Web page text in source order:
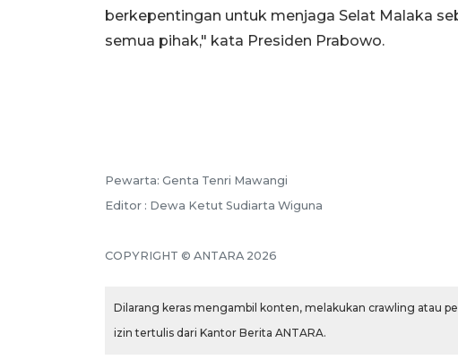
berkepentingan untuk menjaga Selat Malaka
semua pihak," kata Presiden Prabowo.
Pewarta: Genta Tenri Mawangi
Editor : Dewa Ketut Sudiarta Wiguna
COPYRIGHT © ANTARA 2026
Dilarang keras mengambil konten, melakukan crawling atau
izin tertulis dari Kantor Berita ANTARA.